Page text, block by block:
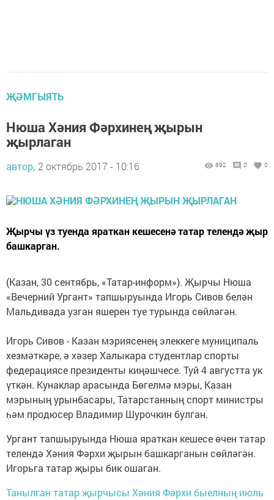
ҖӘМГЫЯТЬ
Нюша Хәния Фәрхинең җырын
җырлаган
автор, 2 октябрь 2017 - 10:16 892 0 0
Җырчы үз туенда яраткан кешесенә татар телендә җыр
башкарган.
(Казан, 30 сентябрь, «Татар-информ»). Җырчы Нюша
«Вечерний Ургант» тапшыруында Игорь Сивов белән
Мальдивада узган яшерен туе турында сөйләгән.
Игорь Сивов - Казан мэриясенең элеккеге муниципаль
хезмәткәре, ә хәзер Халыкара студентлар спорты
федерациясе президенты киңәшчесе. Туй 4 августта ук
үткән. Кунаклар арасында Бөгелмә мэры, Казан
мэрының урынбасары, Татарстанның спорт министры
һәм продюсер Владимир Шурочкин булган.
Ургант тапшыруында Нюша яраткан кешесе өчен татар
телендә Хәния Фәрхи җырын башкарганын сөйләгән.
Игорьга татар җыры бик ошаган.
Танылган татар җырчысы Хәния Фәрхи быелның июль